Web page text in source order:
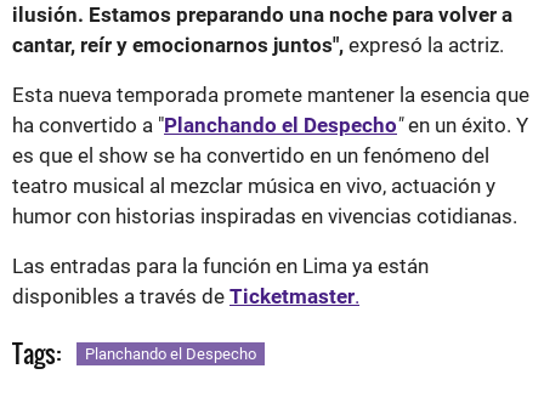
ilusión. Estamos preparando una noche para volver a
cantar, reír y emocionarnos juntos", expresó la actriz.
Esta nueva temporada promete mantener la esencia que
ha convertido a "Planchando el Despecho"en un éxito. Y
es que el show se ha convertido en un fenómeno del
teatro musical al mezclar música en vivo, actuación y
humor con historias inspiradas en vivencias cotidianas.
Las entradas para la función en Lima ya están
disponibles a través de Ticketmaster.
Tags: Planchando el Despecho